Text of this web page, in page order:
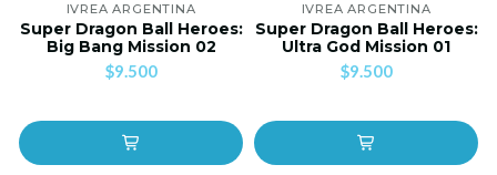
IVREA ARGENTINA
Super Dragon Ball Heroes:
Big Bang Mission 02
$9.500
IVREA ARGENTINA
Super Dragon Ball Heroes:
Ultra God Mission 01
$9.500